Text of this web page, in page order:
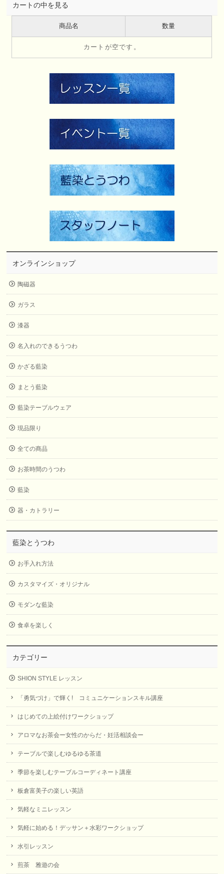
カートの中を見る
商品名 数量
カートが空です。
オンラインショップ
陶磁器
ガラス
漆器
名入れのできるうつわ
かざる藍染
まとう藍染
藍染テーブルウェア
現品限り
全ての商品
お茶時間のうつわ
藍染
器・カトラリー
藍染とうつわ
お手入れ方法
カスタマイズ・オリジナル
モダンな藍染
食卓を楽しく
カテゴリー
SHION STYLE レッスン
「勇気づけ」で輝く! コミュニケーションスキル講座
はじめての上絵付けワークショップ
アロマなお茶会ー女性のからだ・妊活相談会ー
テーブルで楽しむゆるゆる茶道
季節を楽しむテーブルコーディネート講座
板倉富美子の楽しい英語
気軽なミニレッスン
気軽に始める！デッサン＋水彩ワークショップ
水引レッスン
煎茶 雅遊の会